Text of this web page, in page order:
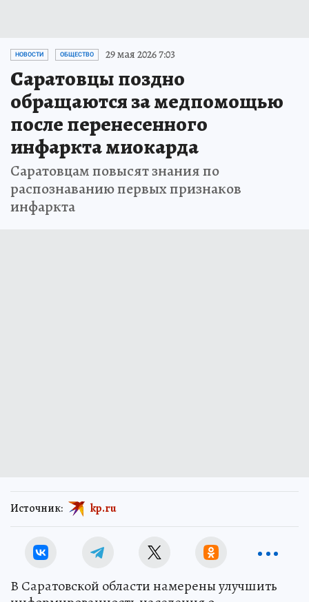
НОВОСТИ ОБЩЕСТВО 29 мая 2026 7:03
Саратовцы поздно
обращаются за медпомощью
после перенесенного
инфаркта миокарда
Саратовцам повысят знания по
распознаванию первых признаков
инфаркта
Источник: kp.ru
В Саратовской области намерены улучшить